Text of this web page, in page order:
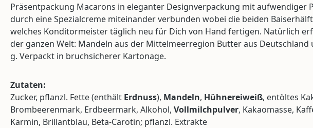
Präsentpackung Macarons in eleganter Designverpackung mit aufwendiger
durch eine Spezialcreme miteinander verbunden wobei die beiden
welches Konditormeister täglich neu für Dich von Hand fertigen. Natürlich
der ganzen Welt: Mandeln aus der Mittelmeerregion Butter aus
g. Verpackt in bruchsicherer Kartonage.
Zutaten:
Zucker, pflanzl. Fette (enthält Erdnuss), Mandeln, Hühnereiweiß, entöltes
Brombeerenmark, Erdbeermark, Alkohol, Vollmilchpulver, Kakaomasse,
Karmin, Brillantblau, Beta-Carotin; pflanzl. Extrakte